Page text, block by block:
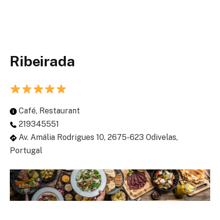
Ribeirada
Café, Restaurant
219345551
Av. Amália Rodrigues 10, 2675-623 Odivelas,
Portugal